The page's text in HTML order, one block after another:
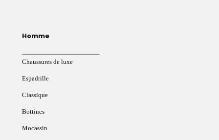
Homme
Chaussures de luxe
Espadrille
Classique
Bottines
Mocassin